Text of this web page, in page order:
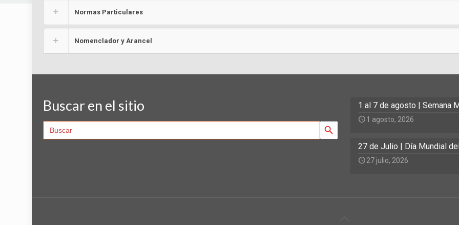
Normas Particulares
Nomenclador y Arancel
Buscar en el sitio
Search
for:
Search Button
1 al 7 de agosto | Semana
1 agosto, 2026
27 de Julio | Día Mundial
27 julio, 2026